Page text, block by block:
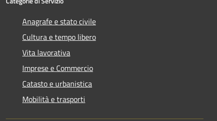
Anagrafe e stato civile
Cultura e tempo libero
Vita lavorativa
Imprese e Commercio
Catasto e urbanistica
Mobilità e trasporti